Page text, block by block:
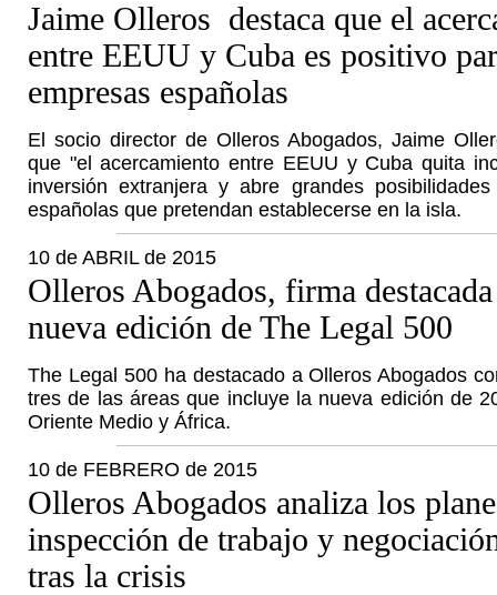
Jaime Olleros destaca que el
entre EEUU y Cuba es positivo
empresas españolas
El socio director de Olleros Abogados, Jaime
que "el acercamiento entre EEUU y Cuba quita
inversión extranjera y abre grandes
españolas que pretendan establecerse en la isla.
10 de ABRIL de 2015
Olleros Abogados, firma
nueva edición de The Legal 500
The Legal 500 ha destacado a Olleros Abogados
tres de las áreas que incluye la nueva edición de
Oriente Medio y África.
10 de FEBRERO de 2015
Olleros Abogados analiza los
inspección de trabajo y
tras la crisis